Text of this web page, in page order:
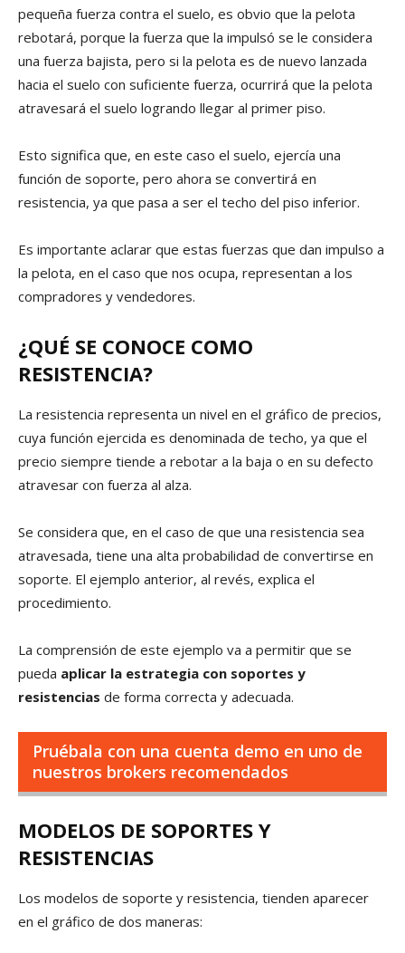
pequeña fuerza contra el suelo, es obvio que la pelota
rebotará, porque la fuerza que la impulsó se le considera
una fuerza bajista, pero si la pelota es de nuevo lanzada
hacia el suelo con suficiente fuerza, ocurrirá que la pelota
atravesará el suelo logrando llegar al primer piso.
Esto significa que, en este caso el suelo, ejercía una
función de soporte, pero ahora se convertirá en
resistencia, ya que pasa a ser el techo del piso inferior.
Es importante aclarar que estas fuerzas que dan impulso a
la pelota, en el caso que nos ocupa, representan a los
compradores y vendedores.
¿QUÉ SE CONOCE COMO
RESISTENCIA?
La resistencia representa un nivel en el gráfico de precios,
cuya función ejercida es denominada de techo, ya que el
precio siempre tiende a rebotar a la baja o en su defecto
atravesar con fuerza al alza.
Se considera que, en el caso de que una resistencia sea
atravesada, tiene una alta probabilidad de convertirse en
soporte. El ejemplo anterior, al revés, explica el
procedimiento.
La comprensión de este ejemplo va a permitir que se
pueda aplicar la estrategia con soportes y
resistencias de forma correcta y adecuada.
Pruébala con una cuenta demo en uno de
nuestros brokers recomendados
MODELOS DE SOPORTES Y
RESISTENCIAS
Los modelos de soporte y resistencia, tienden aparecer
en el gráfico de dos maneras: